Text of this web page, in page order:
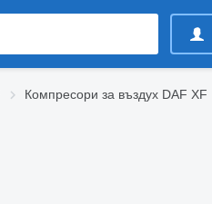
Компресори за въздух DAF XF